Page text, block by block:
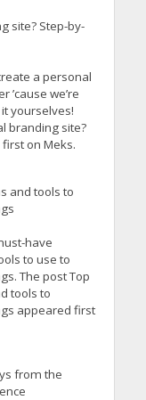
site? Step-by-
a personal
’cause we’re
yourselves!
branding site?
on Meks.
and tools to
have
to use to
The post Top
tools to
appeared first
from the